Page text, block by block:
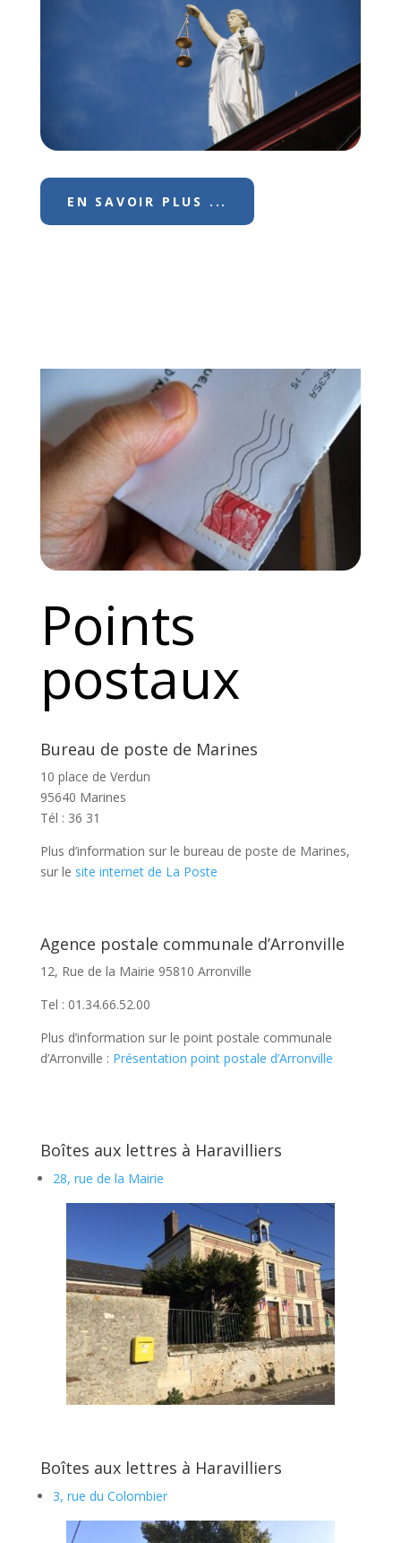
EN SAVOIR PLUS ...
Points
postaux
Bureau de poste de Marines
10 place de Verdun
95640 Marines
Tél : 36 31
Plus d’information sur le bureau de poste de Marines,
sur le site internet de La Poste
Agence postale communale d’Arronville
12, Rue de la Mairie 95810 Arronville
Tel : 01.34.66.52.00
Plus d’information sur le point postale communale
d’Arronville : Présentation point postale d’Arronville
Boîtes aux lettres à Haravilliers
28, rue de la Mairie
Boîtes aux lettres à Haravilliers
3, rue du Colombier